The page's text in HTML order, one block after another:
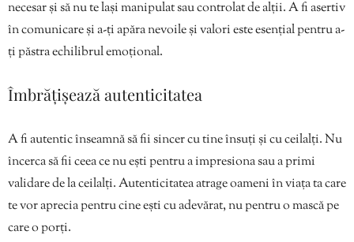
necesar și să nu te lași manipulat sau controlat de alții. A fi asertiv
în comunicare și a-ți apăra nevoile și valori este esențial pentru a-
ți păstra echilibrul emoțional.
Îmbrățișează autenticitatea
A fi autentic înseamnă să fii sincer cu tine însuți și cu ceilalți. Nu
încerca să fii ceea ce nu ești pentru a impresiona sau a primi
validare de la ceilalți. Autenticitatea atrage oameni în viața ta care
te vor aprecia pentru cine ești cu adevărat, nu pentru o mască pe
care o porți.